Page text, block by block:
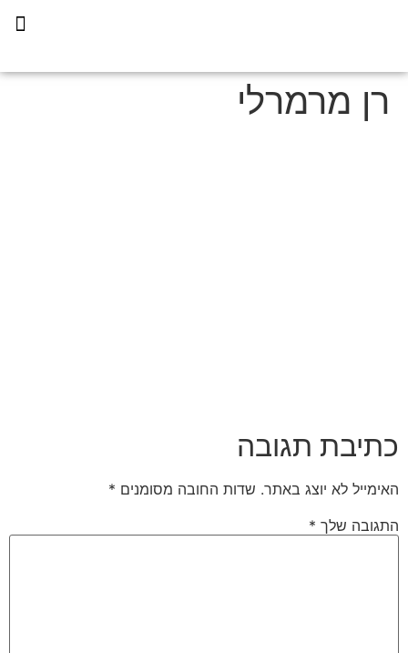
רן מרמרלי
כתיבת תגובה
האימייל לא יוצג באתר. שדות החובה מסומנים *
התגובה שלך *